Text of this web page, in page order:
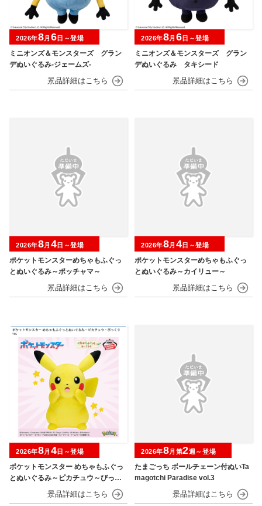
ミニオンズ＆モンスターズ グラン
デぬいぐるみ‐ジェームズ‐
2026年8月 6 日～登場
ミニオンズ＆モンスターズ グラン
デぬいぐるみ タキシード
2026年8月 6 日～登場
ポケットモンスターめちゃもふぐっ
とぬいぐるみ～ポッチャマ～
2026年8月 4日～登場
ポケットモンスターめちゃもふぐっ
とぬいぐるみ～カイリュー～
2026年8月 4日～登場
ポケットモンスター めちゃもふぐっ
とぬいぐるみ～ピカチュウ～びっく
2026年8月 4日～登場
たまごっち ボールチェーン付ぬいTa
magotchi Paradise vol.3
2026年8月第2週～登場